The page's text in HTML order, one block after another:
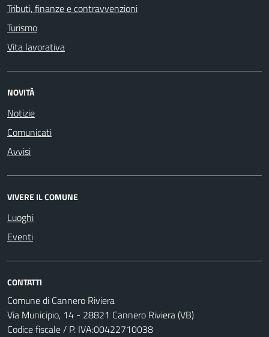
Tributi, finanze e contravvenzioni
Turismo
Vita lavorativa
NOVITÀ
Notizie
Comunicati
Avvisi
VIVERE IL COMUNE
Luoghi
Eventi
CONTATTI
Comune di Cannero Riviera
Via Municipio, 14 - 28821 Cannero Riviera (VB)
Codice fiscale / P. IVA:00422710038